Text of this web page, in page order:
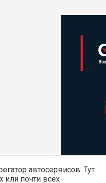
автосервисов. Тут
или почти всех